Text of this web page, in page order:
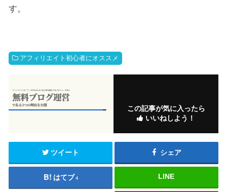
す。
アフィリエイト初心者にオススメ
この記事が気に入ったら
いいねしよう！
ツイート シェア
はてブ4 LINE